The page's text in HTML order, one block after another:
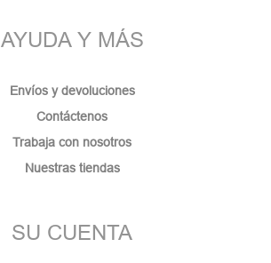
AYUDA Y MÁS
Envíos y devoluciones
Contáctenos
Trabaja con nosotros
Nuestras tiendas
SU CUENTA